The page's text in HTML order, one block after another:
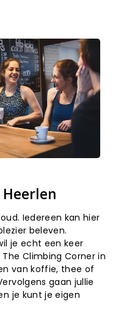
Iedereen kan hier
beleven.
je echt een keer
Climbing Corner in
van koffie, thee of
gaan jullie
je kunt je eigen